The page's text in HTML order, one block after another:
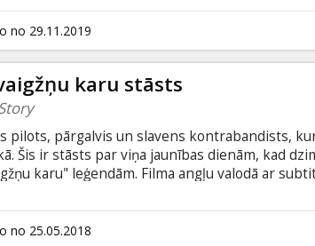
īsts. Kamēr Londona ietinas gada nogales
nekas un neviens nespēs palīdzēt atrast ceļu
lai sniegs snieg, jāieklausās sirdsbalsī un
no 29.11.2019
karu stāsts
pilots, pārgalvis un slavens kontrabandists,
Šis ir stāsts par viņa jaunības dienām, kad
karu" leģendām. Filma angļu valodā ar
no 25.05.2018